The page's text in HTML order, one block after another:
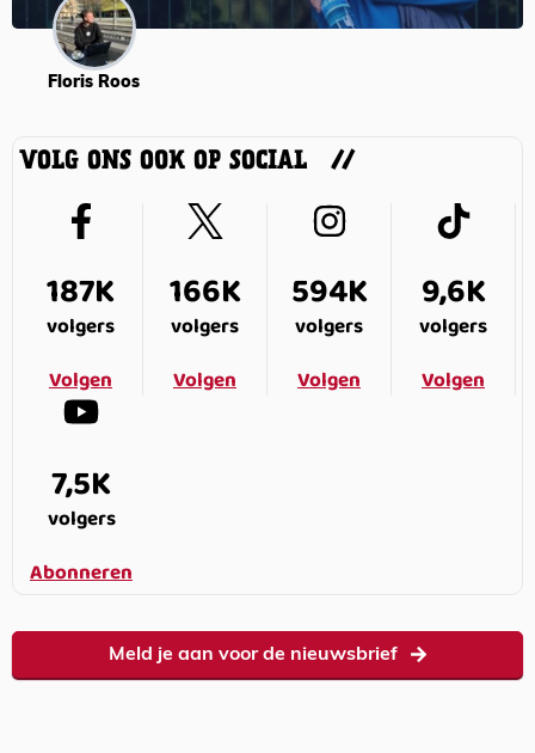
Floris Roos
VOLG ONS OOK OP SOCIAL
187K
volgers
Volgen
166K
volgers
Volgen
594K
volgers
Volgen
9,6K
volgers
Volgen
7,5K
volgers
Abonneren
Meld je aan voor de nieuwsbrief